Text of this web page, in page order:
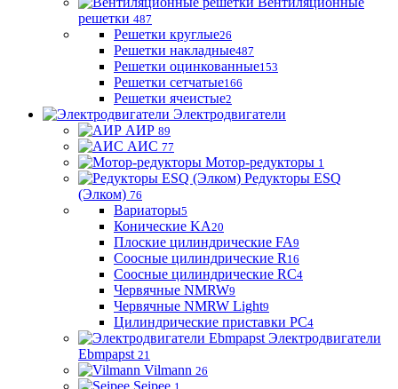
решетки 487
Решетки круглые26
Решетки накладные487
Решетки оцинкованные153
Решетки сетчатые166
Решетки ячеистые2
Электродвигатели
АИР 89
АИС 77
Мотор-редукторы 1
Редукторы ESQ
(Элком) 76
Вариаторы5
Конические KA20
Плоские цилиндрические FA9
Соосные цилиндрические R 16
Соосные цилиндрические RC4
Червячные NMRW9
Червячные NMRW Light9
Цилиндрические приставки PC4
Электродвигатели
Ebmpapst 21
Vilmann 26
Seipee